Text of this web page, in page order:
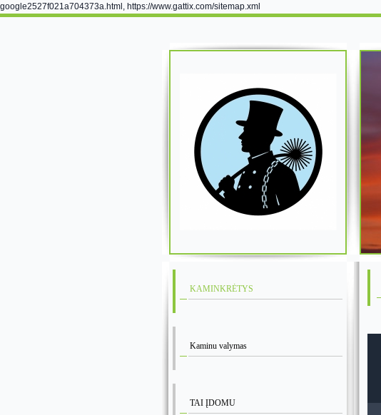
google2527f021a704373a.html, https://www.gattix.com/sitemap.xml
KAMINKRĖTYS
Kaminu valymas
TAI ĮDOMU